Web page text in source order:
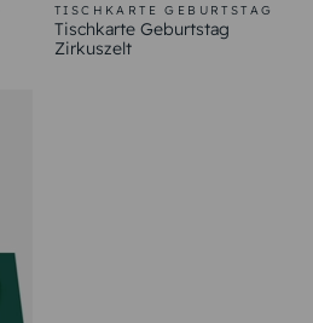
TISCHKARTE GEBURTSTAG
Tischkarte Geburtstag
Zirkuszelt